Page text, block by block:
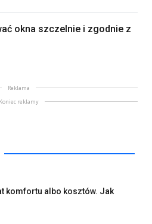
okna szczelnie i zgodnie z
Reklama
Koniec reklamy
komfortu albo kosztów. Jak